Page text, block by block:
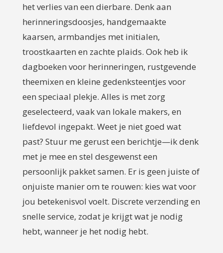
het verlies van een dierbare. Denk aan
herinneringsdoosjes, handgemaakte
kaarsen, armbandjes met initialen,
troostkaarten en zachte plaids. Ook heb ik
dagboeken voor herinneringen, rustgevende
theemixen en kleine gedenksteentjes voor
een speciaal plekje. Alles is met zorg
geselecteerd, vaak van lokale makers, en
liefdevol ingepakt. Weet je niet goed wat
past? Stuur me gerust een berichtje—ik denk
met je mee en stel desgewenst een
persoonlijk pakket samen. Er is geen juiste of
onjuiste manier om te rouwen: kies wat voor
jou betekenisvol voelt. Discrete verzending en
snelle service, zodat je krijgt wat je nodig
hebt, wanneer je het nodig hebt.